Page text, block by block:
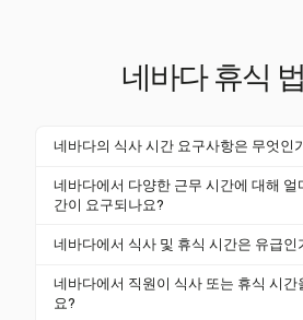
네바다 휴식
네바다의 식사 시간 요구사항은 무엇인
네바다에서는 8시간 연속 근무하는
중단 없는 식사 시간을 제공해야
로 제공되어야 합니다. 식사 시간
기 전에 제공되어야 합니다.
네바다에서 다양한 근무 시간에 대해 얼
간이 요구되나요?
3.5시간 미만의 근무에는 휴식 시간
시간이 하나 필요합니다. 7시간에
무에는 두 번의 10분 휴식 시간이
네바다에서 식사 및 휴식 시간은 유급인
휴식 시간은 유급이며 네바다 법에
간주됩니다. 식사 시간은 일반적으
네바다에서 직원이 식사 또는 휴식 시간
요?